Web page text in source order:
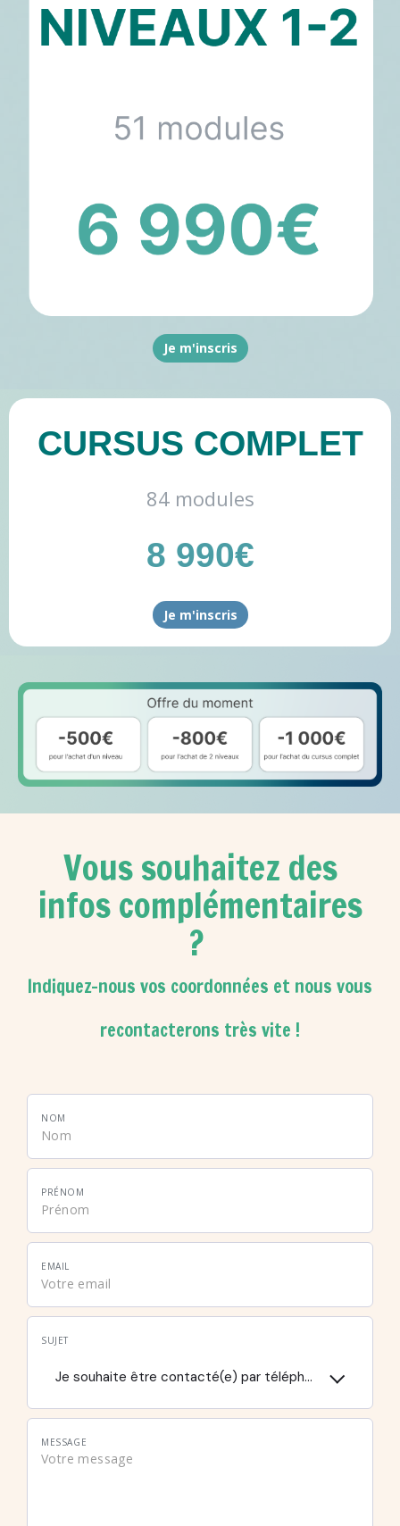
Je m'inscris
CURSUS COMPLET
84 modules
8 990€
Je m'inscris
Vous souhaitez des
infos complémentaires
?
Indiquez-nous vos coordonnées et nous vous
recontacterons très vite !
NOM
PRÉNOM
EMAIL
SUJET
Je souhaite être contacté(e) par téléphone
MESSAGE